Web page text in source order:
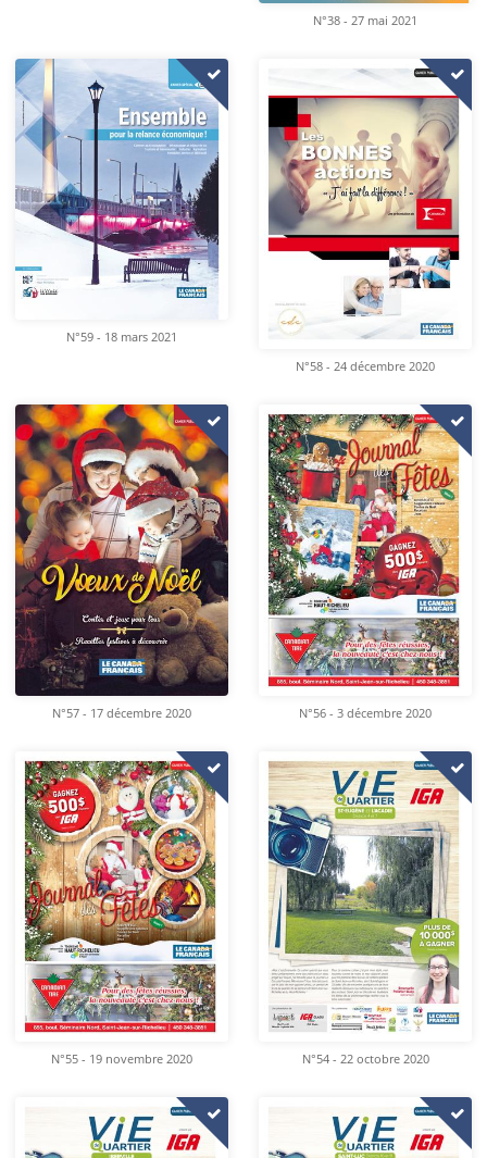
N°38 - 27 mai 2021
N°59 - 18 mars 2021
N°58 - 24 décembre 2020
N°57 - 17 décembre 2020 N°56 - 3 décembre 2020
N°55 - 19 novembre 2020 N°54 - 22 octobre 2020